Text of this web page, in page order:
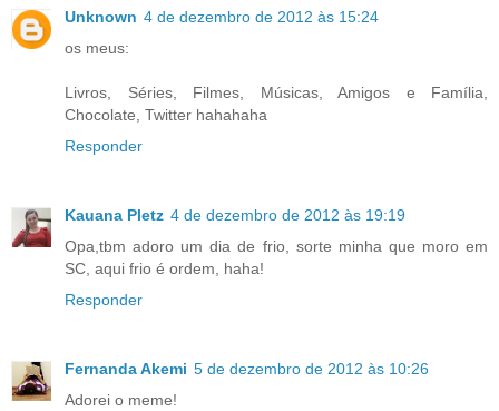
Unknown 4 de dezembro de 2012 às 15:24
os meus:
Livros, Séries, Filmes, Músicas, Amigos e Família,
Chocolate, Twitter hahahaha
Responder
Kauana Pletz 4 de dezembro de 2012 às 19:19
Opa,tbm adoro um dia de frio, sorte minha que moro em
SC, aqui frio é ordem, haha!
Responder
Fernanda Akemi 5 de dezembro de 2012 às 10:26
Adorei o meme!